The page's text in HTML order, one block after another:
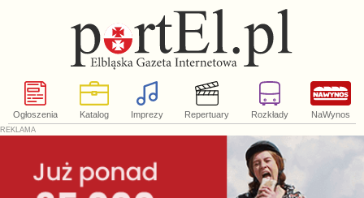
Ogłoszenia Katalog Imprezy Repertuary Rozkłady NaWynos